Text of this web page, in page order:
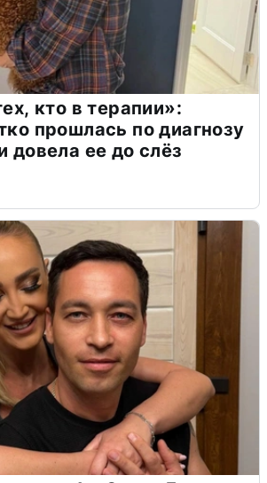
кто в терапии»:
прошлась по диагнозу
довела ее до слёз